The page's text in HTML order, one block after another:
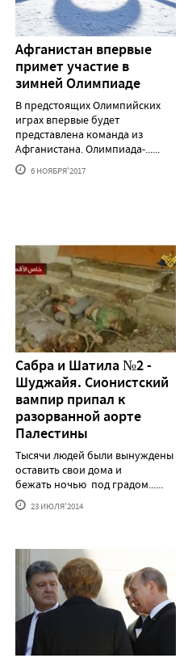
Афганистан впервые
примет участие в
зимней Олимпиаде
В предстоящих Олимпийских
играх впервые будет
представлена команда из
Афганистана. Олимпиада-......
6 НОЯБРЯ'2017
Сабра и Шатила №2 -
Шуджайя. Сионистский
вампир припал к
разорванной аорте
Палестины
Тысячи людей были вынуждены
оставить свои дома и
бежать ночью под градом......
23 ИЮЛЯ'2014